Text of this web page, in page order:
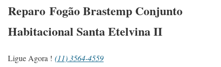
Reparo Fogão Brastemp Conjunto
Habitacional Santa Etelvina II
Ligue Agora ! (11) 3564-4559